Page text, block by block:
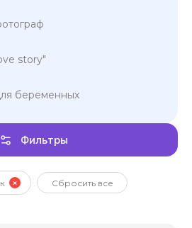
story"
беременных
Фильтры
Сбросить все